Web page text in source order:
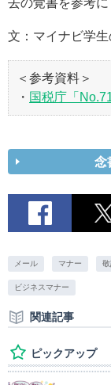
去の覚書を参考に
文：マイナビ学
＜参考資料＞
・ 国税庁「
念
メール マナー
ビジネスマナー
関連記事
ピックアップ